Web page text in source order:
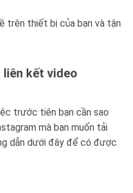
trên thiết bị của bạn và tận
kết video
trước tiên bạn cần sao
mà bạn muốn tải
dẫn dưới đây để có được